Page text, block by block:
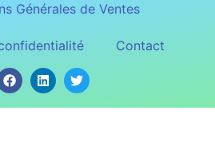
Générales de Ventes
Contact